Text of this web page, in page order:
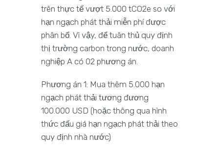
trên thực tế vượt 5.000 tCO2e so với
hạn ngạch phát thải miễn phí được
phân bổ. Vì vậy, để tuân thủ quy định
thị trường carbon trong nước, doanh
nghiệp A có 02 phương án.
Phương án 1: Mua thêm 5.000 hạn
ngạch phát thải tương đương
100.000 USD (hoặc thông qua hình
thức đấu giá hạn ngạch phát thải theo
quy định nhà nước)